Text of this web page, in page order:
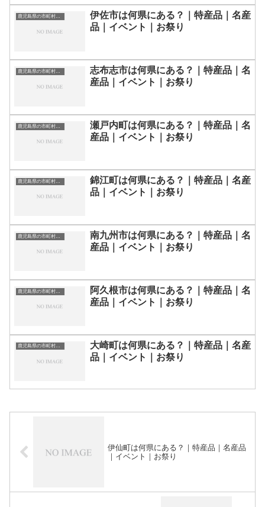
鹿児島県の市町村一覧
伊佐市は何県にある？｜特産品｜名産
品｜イベント｜お祭り
鹿児島県の市町村一覧
志布志市は何県にある？｜特産品｜名
産品｜イベント｜お祭り
鹿児島県の市町村一覧
瀬戸内町は何県にある？｜特産品｜名
産品｜イベント｜お祭り
鹿児島県の市町村一覧
錦江町は何県にある？｜特産品｜名産
品｜イベント｜お祭り
鹿児島県の市町村一覧
南九州市は何県にある？｜特産品｜名
産品｜イベント｜お祭り
鹿児島県の市町村一覧
阿久根市は何県にある？｜特産品｜名
産品｜イベント｜お祭り
鹿児島県の市町村一覧
大崎町は何県にある？｜特産品｜名産
品｜イベント｜お祭り
伊仙町は何県にある？｜特産品｜名産品
｜イベント｜お祭り